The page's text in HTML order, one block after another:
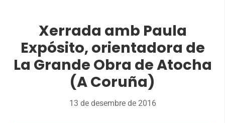
Xerrada amb Paula
Expósito, orientadora de
La Grande Obra de Atocha
(A Coruña)
13 de desembre de 2016